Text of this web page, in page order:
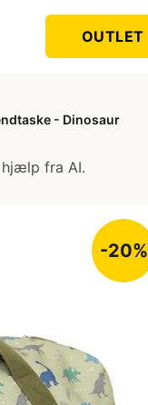
OUTLET
- Dinosaur
fra AI.
-20%